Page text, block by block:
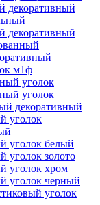
декоративный
декоративный
м1ф
уголок
уголок
декоративный
уголок
уголок белый
золото
уголок хром
уголок черный
уголок